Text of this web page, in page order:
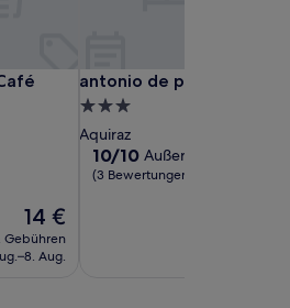
Der
Preis
beträgt
14 €
Gebühren
Aug.
antonio de padua
antonio de padua
3.0-
Sterne-
Unterkunft
Aquiraz
10.0
von
10/10 Außergewöhnlich
(3 Bewertungen)